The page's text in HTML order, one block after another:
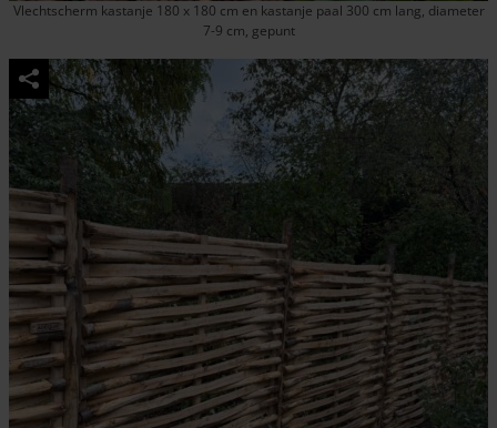
Vlechtscherm kastanje 180 x 180 cm en kastanje paal 300 cm lang, diameter
7-9 cm, gepunt